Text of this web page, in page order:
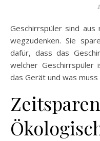
Geschirrspüler sind aus modernen Haushalten nicht mehr
wegzudenken. Sie
dafür, dass das
welcher
das Gerät und was